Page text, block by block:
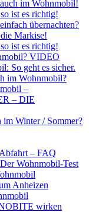
im Wohnmobil!
ist es richtig!
übernachten?
Markise!
ist es richtig!
VIDEO
So geht es sicher.
im Wohnmobil?
–
– DIE
Winter / Sommer?
– FAQ
Wohnmobil-Test
Anheizen
wirken